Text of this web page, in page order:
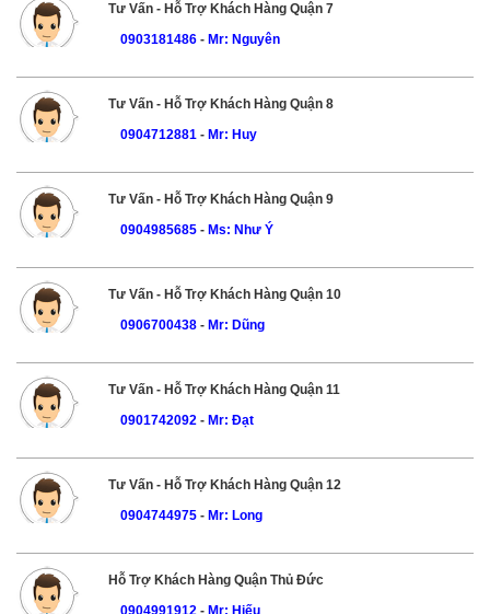
Tư Vấn - Hỗ Trợ Khách Hàng Quận 7
0903181486- Mr: Nguyên
Tư Vấn - Hỗ Trợ Khách Hàng Quận 8
0904712881- Mr: Huy
Tư Vấn - Hỗ Trợ Khách Hàng Quận 9
0904985685- Ms: Như Ý
Tư Vấn - Hỗ Trợ Khách Hàng Quận 10
0906700438- Mr: Dũng
Tư Vấn - Hỗ Trợ Khách Hàng Quận 11
0901742092- Mr: Đạt
Tư Vấn - Hỗ Trợ Khách Hàng Quận 12
0904744975- Mr: Long
Hỗ Trợ Khách Hàng Quận Thủ Đức